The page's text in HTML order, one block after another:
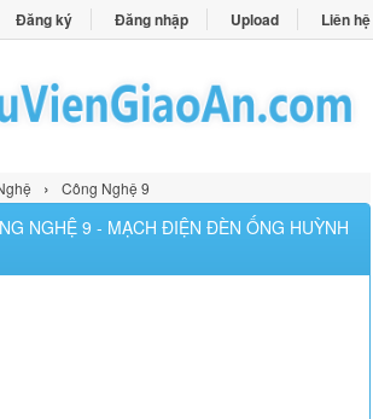
Đăng ký Đăng nhập Upload Liên hệ
› Công Nghệ 9
NGHỆ 9 - MẠCH ĐIỆN ĐÈN ỐNG HUỲNH